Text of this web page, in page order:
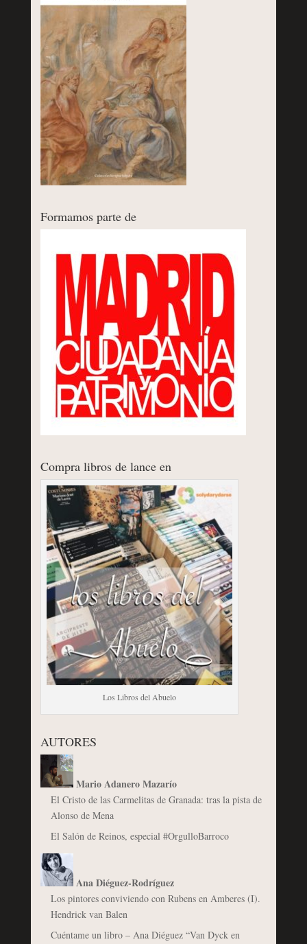
Formamos parte de
Compra libros de lance en
Los Libros del Abuelo
AUTORES
Mario Adanero Mazarío
El Cristo de las Carmelitas de Granada: tras la pista de
Alonso de Mena
El Salón de Reinos, especial #OrgulloBarroco
Ana Diéguez-Rodríguez
Los pintores conviviendo con Rubens en Amberes (I).
Hendrick van Balen
Cuéntame un libro – Ana Diéguez “Van Dyck en